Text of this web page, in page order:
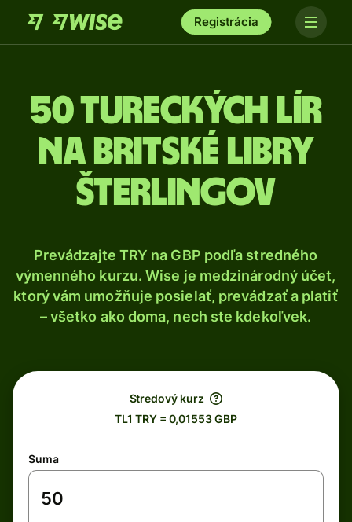
Registrácia
50 Tureckých lír
na britské libry
šterlingov
Prevádzajte TRY na GBP podľa stredného
výmenného kurzu. Wise je medzinárodný účet,
ktorý vám umožňuje posielať, prevádzať a platiť
– všetko ako doma, nech ste kdekoľvek.
Stredový kurz
TL1 TRY = 0,01553 GBP
Suma